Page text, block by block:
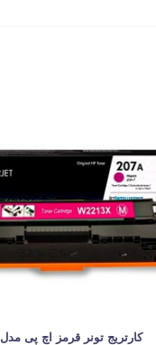
کارتریج تونر قرمز اچ پی مدل 207A